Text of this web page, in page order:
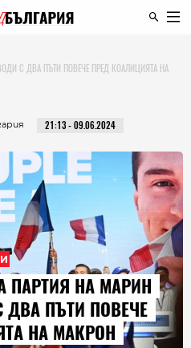
С ДВА ПЪТИ ПОВЕЧЕ ПРЕД КОАЛИЦИЯТА НА
21:13 - 09.06.2024
ПАРТИЯ НА МАРИН
ПЪТИ ПОВЕЧЕ
НА МАКРОН